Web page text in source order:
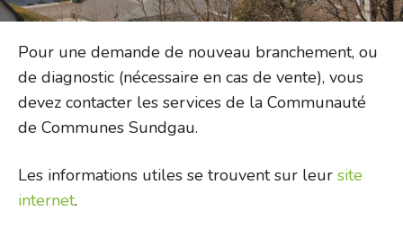
Pour une demande de nouveau branchement, ou
de diagnostic (nécessaire en cas de vente), vous
devez contacter les services de la Communauté
de Communes Sundgau.
Les informations utiles se trouvent sur leur site
internet.